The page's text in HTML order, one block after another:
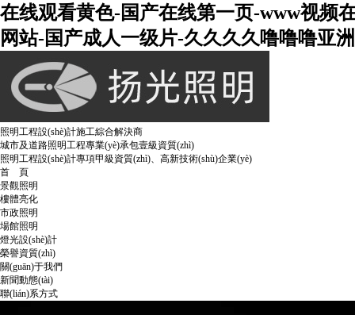
在线观看黄色-国产在线第一页-www视频
网站-国产成人一级片-久久久久噜噜噜亚
照明工程設(shè)計施工綜合解決商
城市及道路照明工程專業(yè)承包壹級資質(zhì)
照明工程設(shè)計專項甲級資質(zhì)、高新技術(shù)企業(yè)
首 頁
景觀照明
樓體亮化
市政照明
場館照明
燈光設(shè)計
榮譽資質(zhì)
關(guān)于我們
新聞動態(tài)
聯(lián)系方式